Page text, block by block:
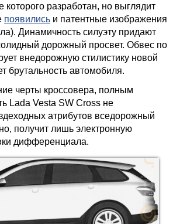
которого разработан, но выглядит
появились и патентные изображения
Динамичность силуэту придают
дорожный просвет. Обвес по
внедорожную стилистику новой
брутальность автомобиля.
черты кроссовера, полным
Lada Vesta SW Cross не
атрибутов вседорожный
получит лишь электронную
дифференциала.